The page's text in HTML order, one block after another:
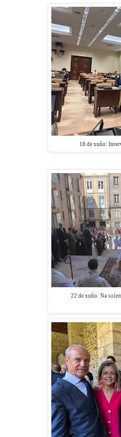
18 de xuño:
22 de xuño: Na